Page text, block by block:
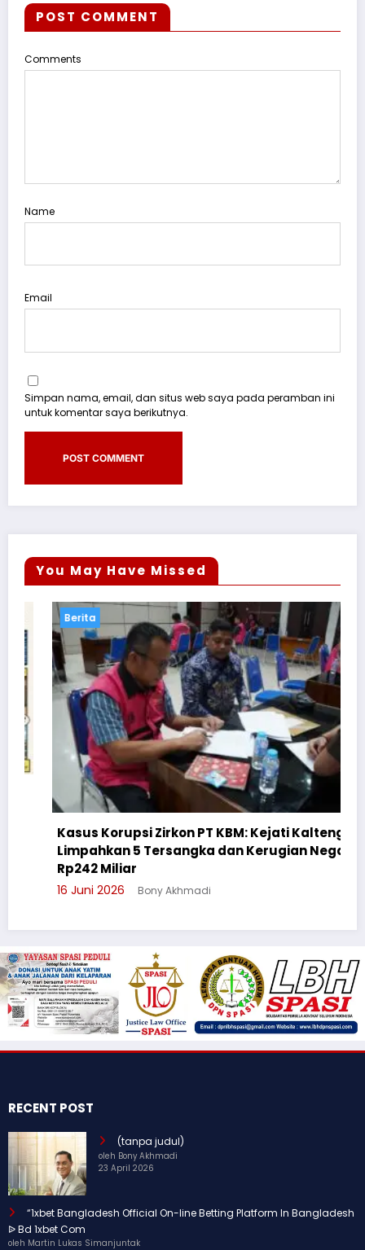
POST COMMENT
Comments
Name
Email
Simpan nama, email, dan situs web saya pada peramban ini
untuk komentar saya berikutnya.
You May Have Missed
Berita
Kasus Korupsi Zirkon PT KBM: Kejati Kalteng
Limpahkan 5 Tersangka dan Kerugian Negara
Rp242 Miliar
16 Juni 2026 Bony Akhmadi
RECENT POST
(tanpa judul)
oleh Bony Akhmadi
23 April 2026
“1xbet Bangladesh Official On-line Betting Platform In Bangladesh
ᐉ Bd 1xbet Com
oleh Martin Lukas Simanjuntak